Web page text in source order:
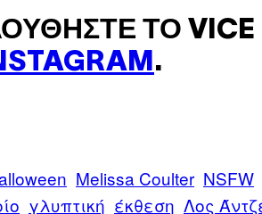
ΤΟ VICE
.
Melissa Coulter NSFW
γλυπτική έκθεση Λος